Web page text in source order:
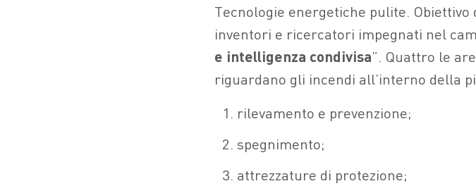
Tecnologie energetiche pulite. Obiettivo
inventori e ricercatori impegnati nel
e intelligenza condivisa”. Quattro le
riguardano gli incendi all’interno della
rilevamento e prevenzione;
spegnimento;
attrezzature di protezione;